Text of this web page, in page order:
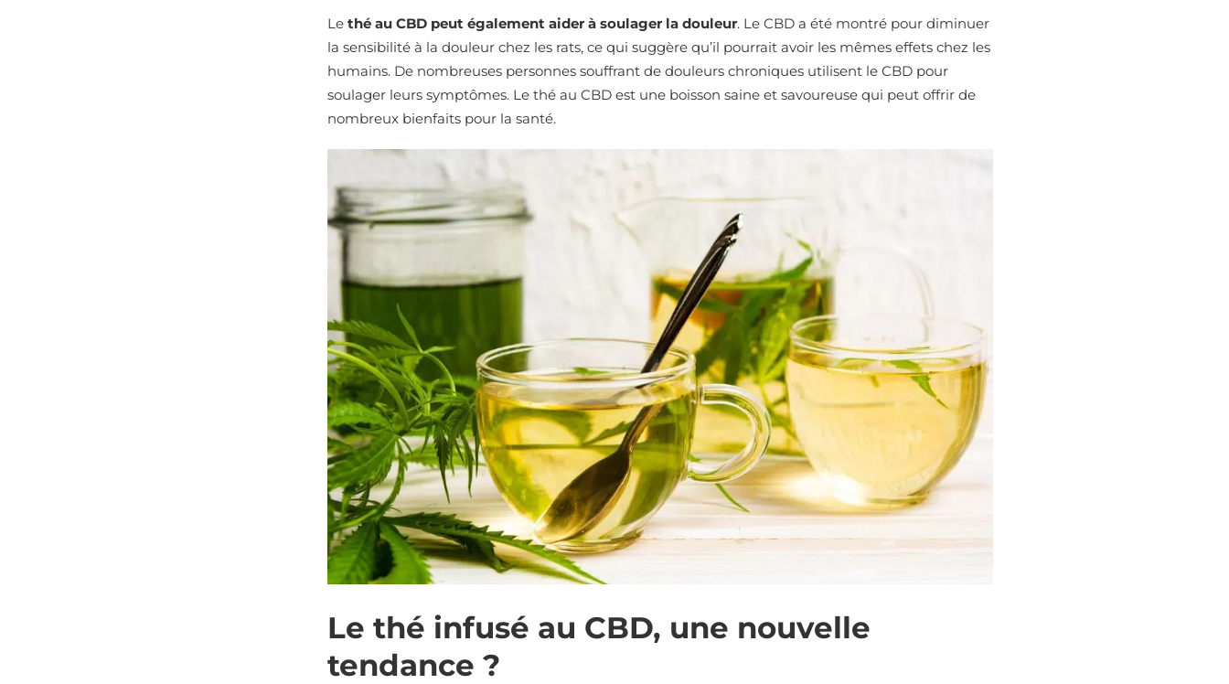
Le thé au CBD peut également aider à soulager la douleur. Le CBD a été montré pour diminuer
la sensibilité à la douleur chez les rats, ce qui suggère qu’il pourrait avoir les mêmes effets chez les
humains. De nombreuses personnes souffrant de douleurs chroniques utilisent le CBD pour
soulager leurs symptômes. Le thé au CBD est une boisson saine et savoureuse qui peut offrir de
nombreux bienfaits pour la santé.
Le thé infusé au CBD, une nouvelle
tendance ?